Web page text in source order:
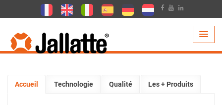
PRODUITS > TECHNOLOGIES >
Accueil Technologie Qualité Les + Produits